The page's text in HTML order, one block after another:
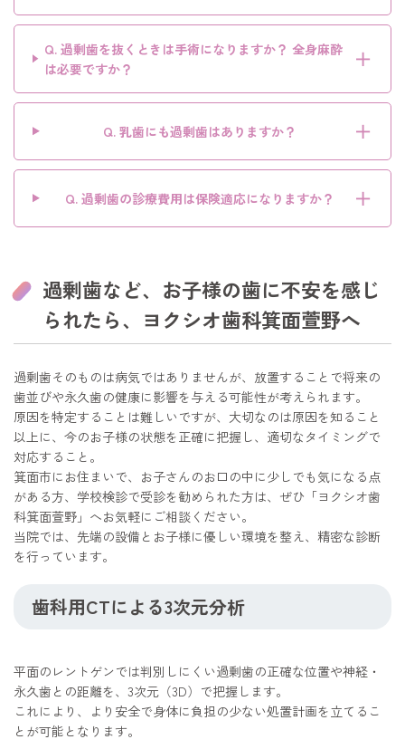
Q. 過剰歯を抜くときは手術になりますか？ 全身麻酔
は必要ですか？
＋
Q. 乳歯にも過剰歯はありますか？ ＋
Q. 過剰歯の診療費用は保険適応になりますか？ ＋
過剰歯など、お子様の歯に不安を感じ
られたら、ヨクシオ歯科箕面萱野へ
過剰歯そのものは病気ではありませんが、放置することで将来の
歯並びや永久歯の健康に影響を与える可能性が考えられます。
原因を特定することは難しいですが、大切なのは原因を知ること
以上に、今のお子様の状態を正確に把握し、適切なタイミングで
対応すること。
箕面市にお住まいで、お子さんのお口の中に少しでも気になる点
がある方、学校検診で受診を勧められた方は、ぜひ「ヨクシオ歯
科箕面萱野」へお気軽にご相談ください。
当院では、先端の設備とお子様に優しい環境を整え、精密な診断
を行っています。
歯科用CTによる3次元分析
平面のレントゲンでは判別しにくい過剰歯の正確な位置や神経・
永久歯との距離を、3次元（3D）で把握します。
これにより、より安全で身体に負担の少ない処置計画を立てるこ
とが可能となります。